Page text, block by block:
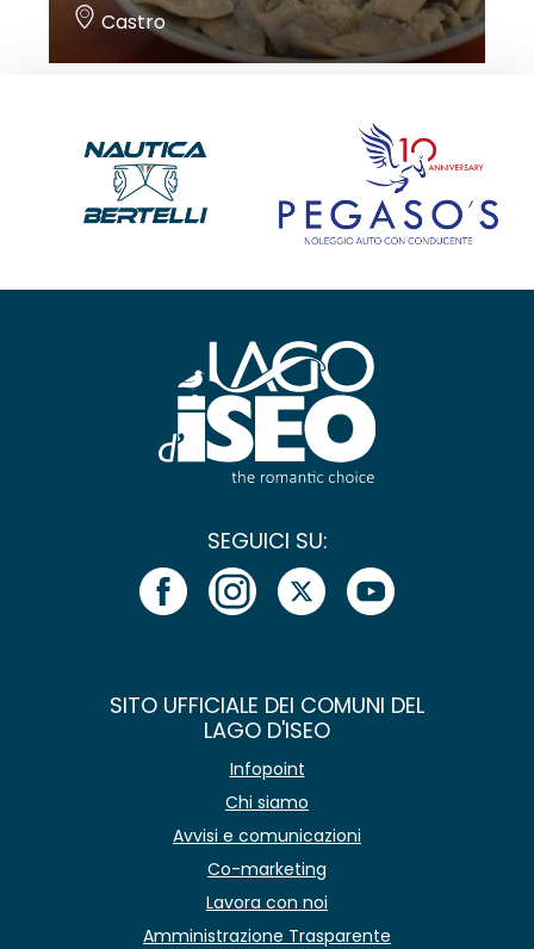
Castro
SEGUICI SU:
SITO UFFICIALE DEI COMUNI DEL
LAGO D'ISEO
Infopoint
Chi siamo
Avvisi e comunicazioni
Co-marketing
Lavora con noi
Amministrazione Trasparente